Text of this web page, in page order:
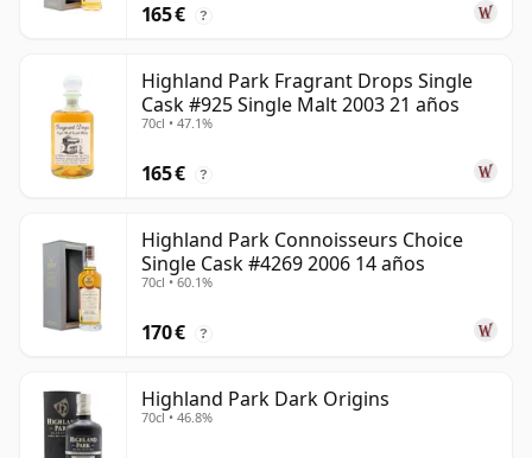
165 € ?
Highland Park Fragrant Drops Single
Cask #925 Single Malt 2003 21 años
70cl • 47.1%
165 € ?
Highland Park Connoisseurs Choice
Single Cask #4269 2006 14 años
70cl • 60.1%
170 € ?
Highland Park Dark Origins
70cl • 46.8%